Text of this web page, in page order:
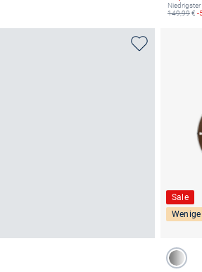
Niedrigster
149,99€ -
Sale